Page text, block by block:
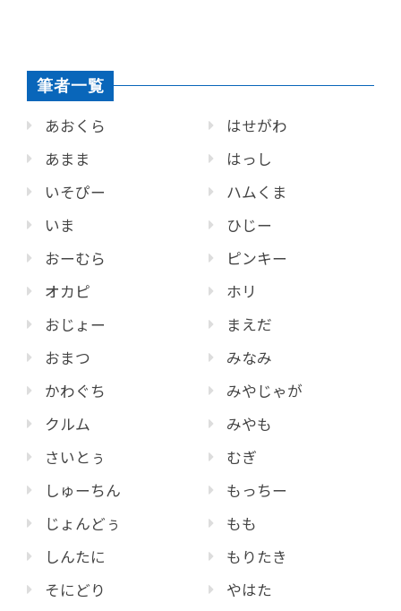
筆者一覧
あおくら
あまま
いそぴー
いま
おーむら
オカピ
おじょー
おまつ
かわぐち
クルム
さいとぅ
しゅーちん
じょんどぅ
しんたに
そにどり
はせがわ
はっし
ハムくま
ひじー
ピンキー
ホリ
まえだ
みなみ
みやじゃが
みやも
むぎ
もっちー
もも
もりたき
やはた